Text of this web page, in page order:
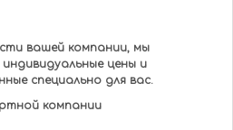
вашей компании, мы
цены и
специально для вас.
компании